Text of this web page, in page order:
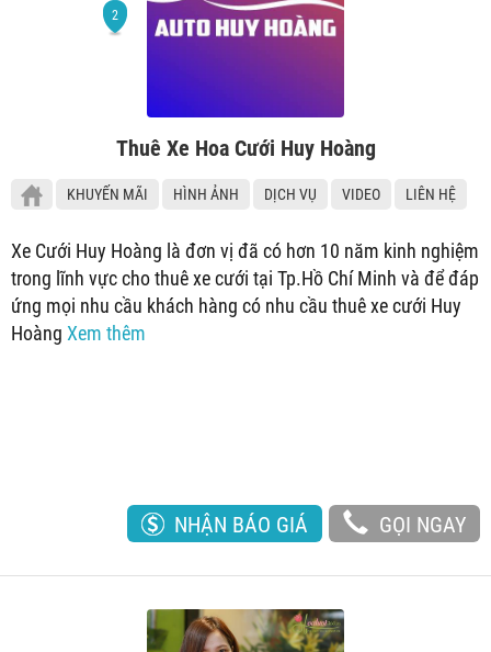
Thuê Xe Hoa Cưới Huy Hoàng
KHUYẾN MÃI HÌNH ẢNH DỊCH VỤ VIDEO LIÊN HỆ
Xe Cưới Huy Hoàng là đơn vị đã có hơn 10 năm kinh nghiệm
trong lĩnh vực cho thuê xe cưới tại Tp.Hồ Chí Minh và để đáp
ứng mọi nhu cầu khách hàng có nhu cầu thuê xe cưới Huy
Hoàng Xem thêm
NHẬN BÁO GIÁ GỌI NGAY